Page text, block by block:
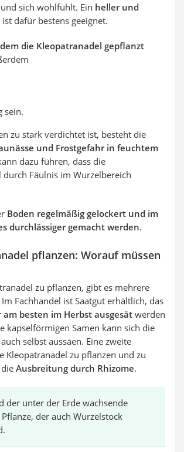
sich wohlfühlt. Ein heller und
ist dafür bestens geeignet.
die Kleopatranadel gepflanzt
sein.
zu stark verdichtet ist, besteht die
und Frostgefahr in feuchtem
dazu führen, dass die
durch Fäulnis im Wurzelbereich
Boden regelmäßig gelockert und im
durchlässiger gemacht werden.
pflanzen: Worauf müssen
zu pflanzen, gibt es mehrere
Fachhandel ist Saatgut erhältlich, das
besten im Herbst ausgesät werden
kapselförmigen Samen kann sich die
selbst aussäen. Eine zweite
Kleopatranadel zu pflanzen und zu
Ausbreitung durch Rhizome.
der unter der Erde wachsende
der auch Wurzelstock